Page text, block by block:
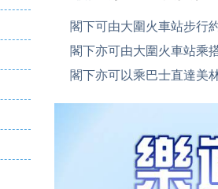
閣下可由大圍火車站步行
閣下亦可由大圍火車站乘
閣下亦可以乘巴士直達美